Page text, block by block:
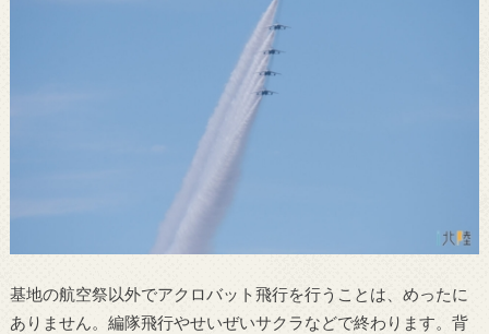
基地の航空祭以外でアクロバット飛行を行うことは、めったに
ありません。編隊飛行やせいぜいサクラなどで終わります。背